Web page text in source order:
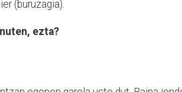
(buruzagia).
ezta?